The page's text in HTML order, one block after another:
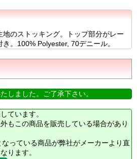
のストッキング。トップ部分がレー
。100% Polyester, 70デニール。
しました。ご了承下さい。
ています。
もこの商品を販売している場合があり
なっている商品が弊社がメーカーより直
ります。